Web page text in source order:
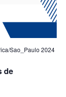
de
Sao_Paulo 2024